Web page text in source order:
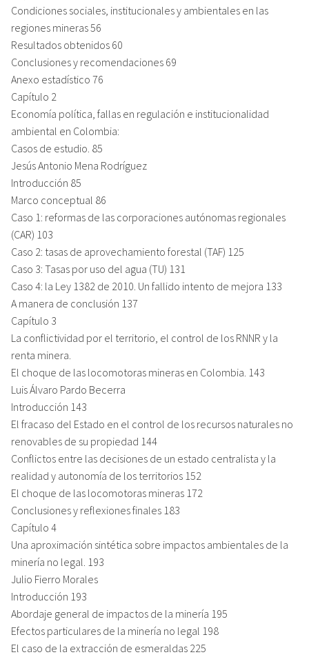
Condiciones sociales, institucionales y ambientales en las
regiones mineras 56
Resultados obtenidos 60
Conclusiones y recomendaciones 69
Anexo estadístico 76
Capítulo 2
Economía política, fallas en regulación e institucionalidad
ambiental en Colombia:
Casos de estudio. 85
Jesús Antonio Mena Rodríguez
Introducción 85
Marco conceptual 86
Caso 1: reformas de las corporaciones autónomas regionales
(CAR) 103
Caso 2: tasas de aprovechamiento forestal (TAF) 125
Caso 3: Tasas por uso del agua (TU) 131
Caso 4: la Ley 1382 de 2010. Un fallido intento de mejora 133
A manera de conclusión 137
Capítulo 3
La conflictividad por el territorio, el control de los RNNR y la
renta minera.
El choque de las locomotoras mineras en Colombia. 143
Luis Álvaro Pardo Becerra
Introducción 143
El fracaso del Estado en el control de los recursos naturales no
renovables de su propiedad 144
Conflictos entre las decisiones de un estado centralista y la
realidad y autonomía de los territorios 152
El choque de las locomotoras mineras 172
Conclusiones y reflexiones finales 183
Capítulo 4
Una aproximación sintética sobre impactos ambientales de la
minería no legal. 193
Julio Fierro Morales
Introducción 193
Abordaje general de impactos de la minería 195
Efectos particulares de la minería no legal 198
El caso de la extracción de esmeraldas 225